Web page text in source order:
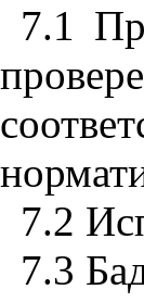
7.1
7.2
7.3